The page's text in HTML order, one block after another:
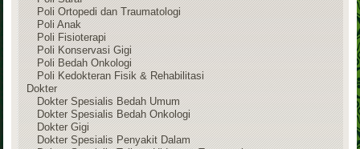
Poli Ortopedi dan Traumatologi
Poli Anak
Poli Fisioterapi
Poli Konservasi Gigi
Poli Bedah Onkologi
Poli Kedokteran Fisik & Rehabilitasi
Dokter
Dokter Spesialis Bedah Umum
Dokter Spesialis Bedah Onkologi
Dokter Gigi
Dokter Spesialis Penyakit Dalam